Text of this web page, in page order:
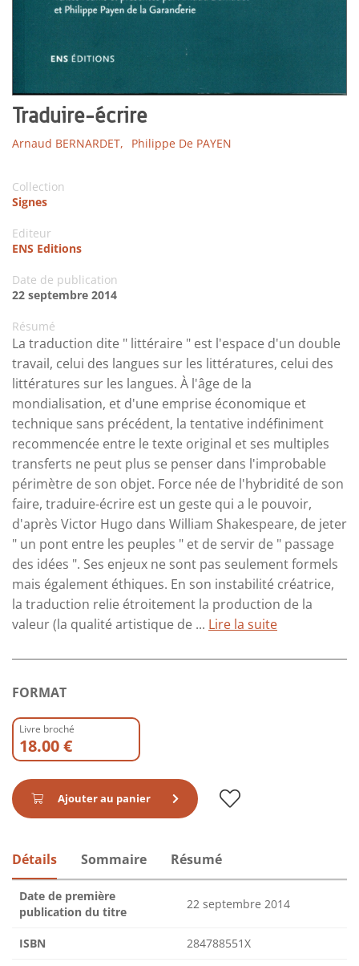
Traduire-écrire
Arnaud BERNARDET, Philippe De PAYEN
Collection
Signes
Editeur
ENS Editions
Date de publication
22 septembre 2014
Résumé
La traduction dite " littéraire " est l'espace d'un double
travail, celui des langues sur les littératures, celui des
littératures sur les langues. À l'âge de la
mondialisation, et d'une emprise économique et
technique sans précédent, la tentative indéfiniment
recommencée entre le texte original et ses multiples
transferts ne peut plus se penser dans l'improbable
périmètre de son objet. Force née de l'hybridité de son
faire, traduire-écrire est un geste qui a le pouvoir,
d'après Victor Hugo dans William Shakespeare, de jeter
" un pont entre les peuples " et de servir de " passage
des idées ". Ses enjeux ne sont pas seulement formels
mais également éthiques. En son instabilité créatrice,
la traduction relie étroitement la production de la
valeur (la qualité artistique de ... Lire la suite
FORMAT
Livre broché
18.00 €
Ajouter au panier
Détails Sommaire Résumé
Date de première
publication du titre
22 septembre 2014
ISBN 284788551X